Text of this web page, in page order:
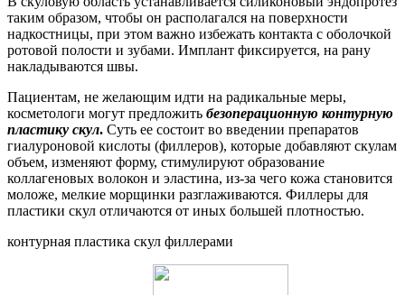
таким образом, чтобы он располагался на поверхности
надкостницы, при этом важно избежать контакта с оболочкой
ротовой полости и зубами. Имплант фиксируется, на рану
накладываются швы.
Пациентам, не желающим идти на радикальные меры,
косметологи могут предложить безоперационную контурную
пластику скул. Суть ее состоит во введении препаратов
гиалуроновой кислоты (филлеров), которые добавляют скулам
объем, изменяют форму, стимулируют образование
коллагеновых волокон и эластина, из-за чего кожа становится
моложе, мелкие морщинки разглаживаются. Филлеры для
пластики скул отличаются от иных большей плотностью.
контурная пластика скул филлерами